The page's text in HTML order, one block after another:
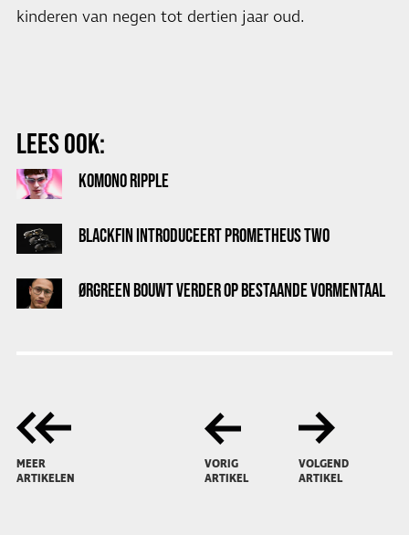
kinderen van negen tot dertien jaar oud.
LEES OOK:
KOMONO RIPPLE
BLACKFIN INTRODUCEERT PROMETHEUS TWO
ØRGREEN BOUWT VERDER OP BESTAANDE VORMENTAAL
MEER
ARTIKELEN
VORIG
ARTIKEL
VOLGEND
ARTIKEL